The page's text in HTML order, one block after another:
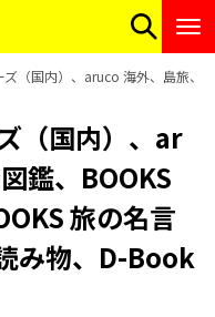
（国内）、aruco 海外、島旅、
（国内）、ar
鑑、BOOKS
旅の名言
み物、D-Book